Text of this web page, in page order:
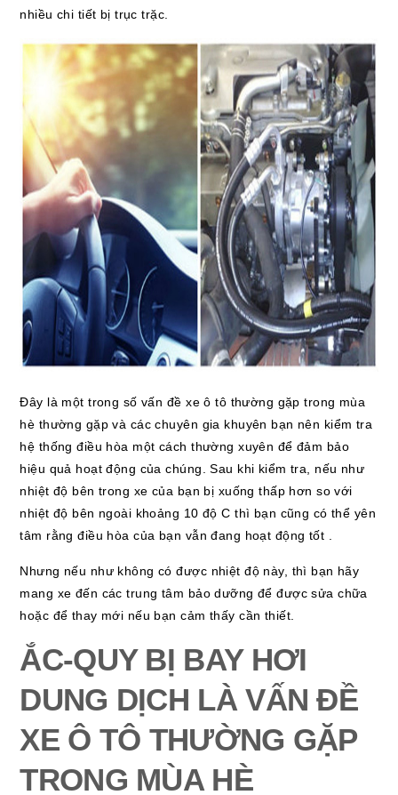
nhiều chi tiết bị trục trặc.
Đây là một trong số vấn đề xe ô tô thường gặp trong mùa
hè thường gặp và các chuyên gia khuyên bạn nên kiểm tra
hệ thống điều hòa một cách thường xuyên để đảm bảo
hiệu quả hoạt động của chúng. Sau khi kiểm tra, nếu như
nhiệt độ bên trong xe của bạn bị xuống thấp hơn so với
nhiệt độ bên ngoài khoảng 10 độ C thì bạn cũng có thể yên
tâm rằng điều hòa của bạn vẫn đang hoạt động tốt .
Nhưng nếu như không có được nhiệt độ này, thì bạn hãy
mang xe đến các trung tâm bảo dưỡng để được sửa chữa
hoặc để thay mới nếu bạn cảm thấy cần thiết.
ẮC-QUY BỊ BAY HƠI
DUNG DỊCH LÀ VẤN ĐỀ
XE Ô TÔ THƯỜNG GẶP
TRONG MÙA HÈ